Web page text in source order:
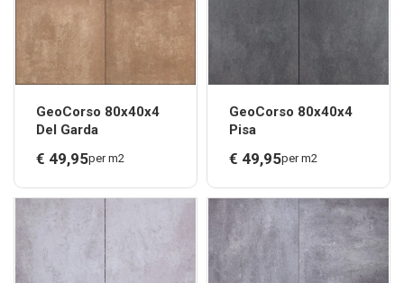
GeoCorso 80x40x4
Del Garda
€ 49,95per m2
GeoCorso 80x40x4
Pisa
€ 49,95per m2